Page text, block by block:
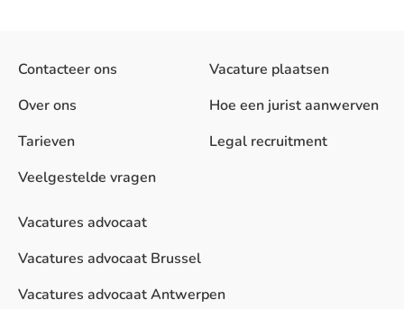
Contacteer ons
Over ons
Tarieven
Veelgestelde vragen
Vacature plaatsen
Hoe een jurist aanwerven
Legal recruitment
Vacatures advocaat
Vacatures advocaat Brussel
Vacatures advocaat Antwerpen